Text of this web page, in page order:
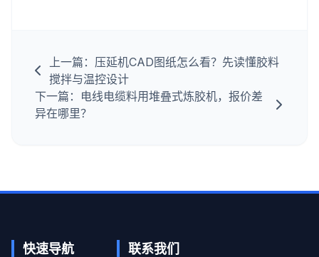
上一篇：压延机CAD图纸怎么看？先读懂胶料
搅拌与温控设计
下一篇：电线电缆料用堆叠式炼胶机，报价差
异在哪里？
快速导航 联系我们